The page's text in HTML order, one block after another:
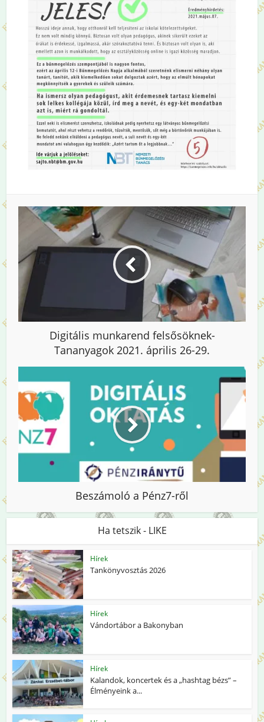
Digitális munkarend felsősöknek-
Tananyagok 2021. április 26-29.
Beszámoló a Pénz7-ről
Ha tetszik - LIKE
Hírek
Tankönyvosztás 2026
Hírek
Vándortábor a Bakonyban
Hírek
Kalandok, koncertek és a „hashtag bézs” –
Élményeink a...